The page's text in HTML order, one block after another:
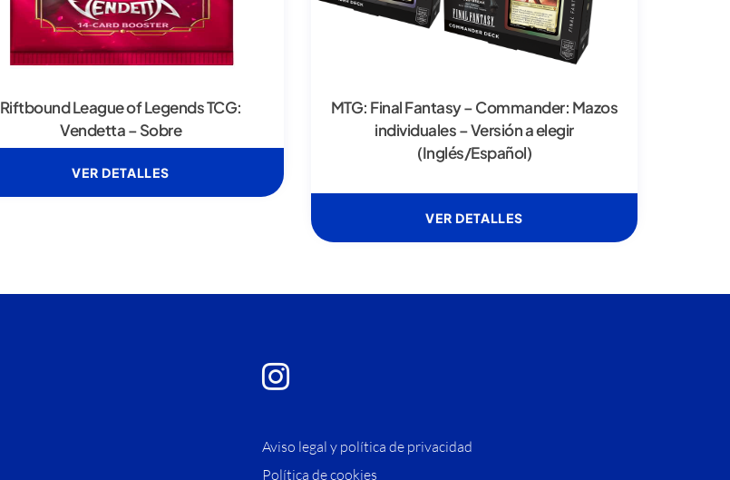
Riftbound League of Legends TCG:
Vendetta – Sobre
VER DETALLES
MTG: Final Fantasy – Commander: Mazos
individuales – Versión a elegir
(Inglés/Español)
VER DETALLES
Aviso legal y política de privacidad
Política de cookies